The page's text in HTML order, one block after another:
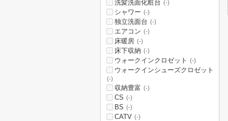
洗髪洗面化粧台 (-)
シャワー (-)
独立洗面台 (-)
エアコン (-)
床暖房 (-)
床下収納 (-)
ウォークインクロゼット (-)
ウォークインシューズクロゼット
(-)
収納豊富 (-)
CS (-)
BS (-)
CATV (-)